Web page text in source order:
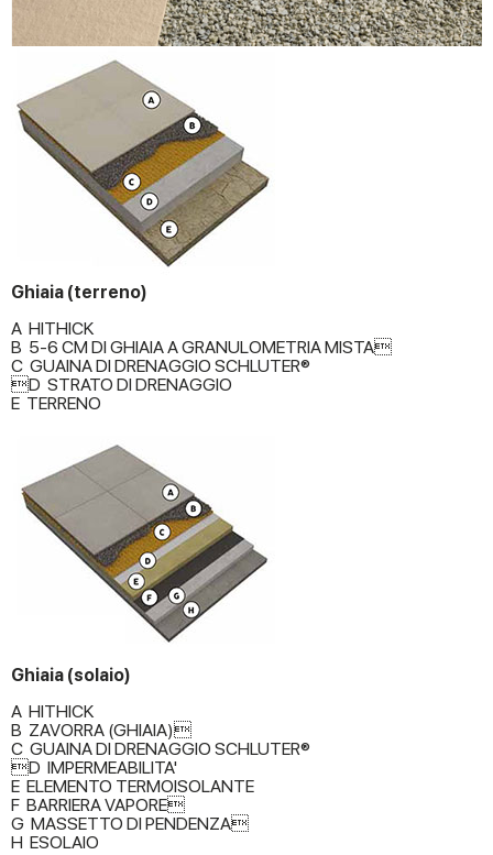
Ghiaia (terreno)
A HITHICK
B 5-6 CM DI GHIAIA A GRANULOMETRIA MISTA
C GUAINA DI DRENAGGIO SCHLUTER®
D STRATO DI DRENAGGIO
E TERRENO
Ghiaia (solaio)
A HITHICK
B ZAVORRA (GHIAIA)
C GUAINA DI DRENAGGIO SCHLUTER®
D IMPERMEABILITA'
E ELEMENTO TERMOISOLANTE
F BARRIERA VAPORE
G MASSETTO DI PENDENZA
H ESOLAIO